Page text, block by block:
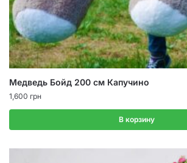
Медведь Бойд 200 см Капучино
1,600 грн
В корзину